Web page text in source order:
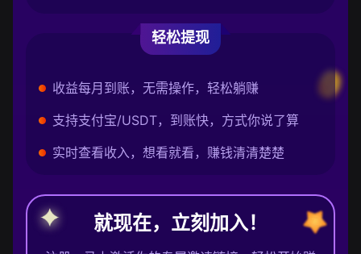
轻松提现
收益每月到账，无需操作，轻松躺赚
支持支付宝/USDT，到账快，方式你说了算
实时查看收入，想看就看，赚钱清清楚楚
就现在，立刻加入！